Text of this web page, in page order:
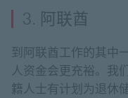
3. 阿联酋
到阿联酋工作的其中
人资金会更充裕。我
籍人士有计划为退休